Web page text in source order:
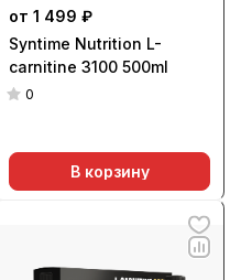
от 1 499 ₽
Syntime Nutrition L-
carnitine 3100 500ml
0
В корзину